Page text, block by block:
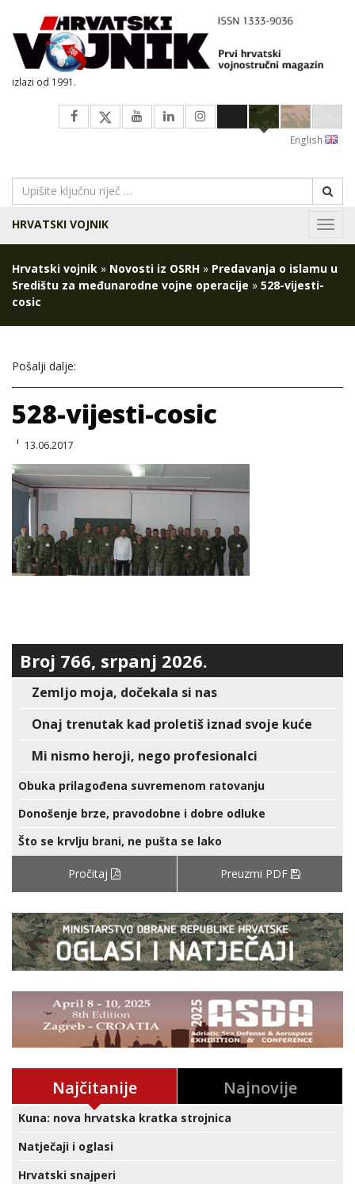
izlazi od 1991.
English
HRVATSKI VOJNIK
Hrvatski vojnik » Novosti iz OSRH » Predavanja o islamu u
Središtu za međunarodne vojne operacije » 528-vijesti-
cosic
Pošalji dalje:
528-vijesti-cosic
13.06.2017
Broj 766, srpanj 2026.
Zemljo moja, dočekala si nas
Onaj trenutak kad proletiš iznad svoje kuće
Mi nismo heroji, nego profesionalci
Obuka prilagođena suvremenom ratovanju
Donošenje brze, pravodobne i dobre odluke
Što se krvlju brani, ne pušta se lako
Pročitaj Preuzmi PDF
Najčitanije Najnovije
Kuna: nova hrvatska kratka strojnica
Natječaji i oglasi
Hrvatski snajperi